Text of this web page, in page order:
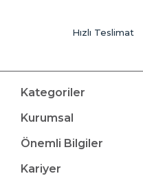
Hızlı Teslimat
Kategoriler
Kurumsal
Önemli Bilgiler
Kariyer